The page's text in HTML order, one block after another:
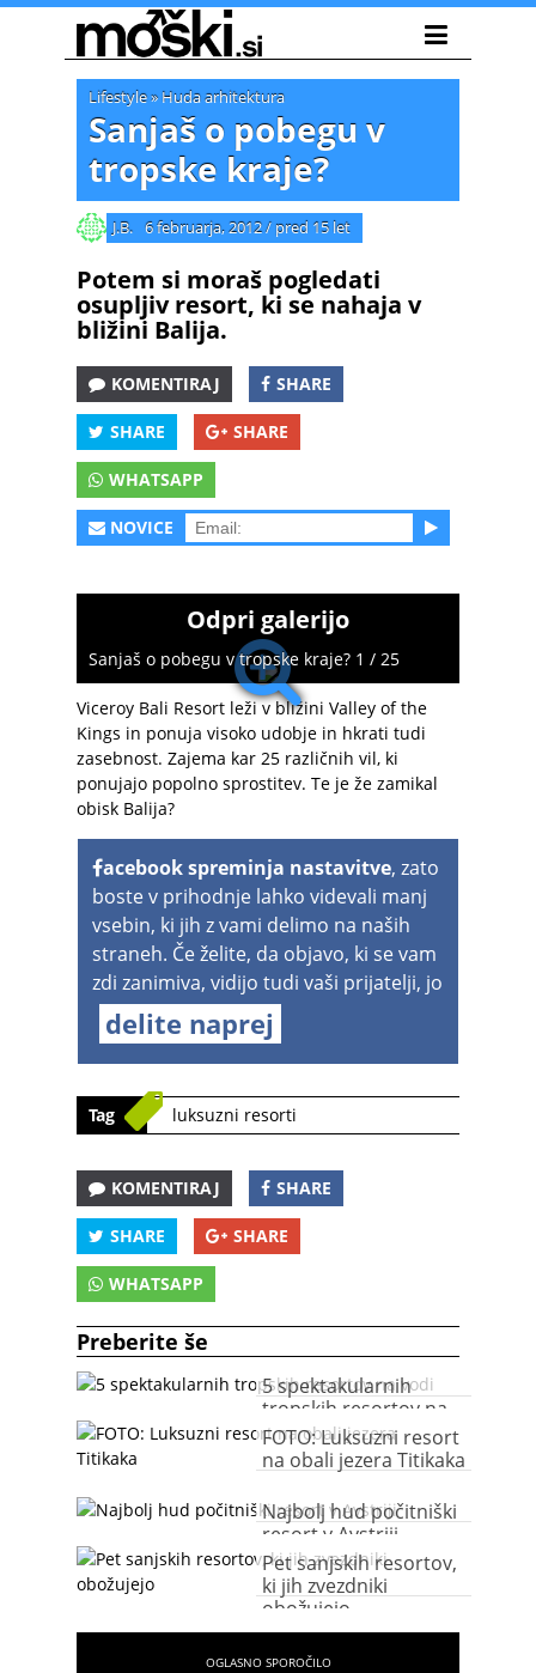
Lifestyle» Huda arhitektura
Sanjaš o pobegu v
tropske kraje?
J.B. 6 februarja, 2012/ pred 15 let
Potem si moraš pogledati
osupljiv resort, ki se nahaja v
bližini Balija.
KOMENTIRAJ SHARE
SHARE SHARE
WHATSAPP
NOVICE
Odpri galerijo
Sanjaš o pobegu v tropske kraje? 1 / 25
Viceroy Bali Resort leži v bližini Valley of the
Kings in ponuja visoko udobje in hkrati tudi
zasebnost. Zajema kar 25 različnih vil, ki
ponujajo popolno sprostitev. Te je že zamikal
obisk Balija?
acebook spreminja nastavitve, zato
boste v prihodnje lahko videvali manj
vsebin, ki jih z vami delimo na naših
straneh. Če želite, da objavo, ki se vam
zdi zanimiva, vidijo tudi vaši prijatelji, jo
delite naprej
Tag luksuzni resorti
KOMENTIRAJ SHARE
SHARE SHARE
WHATSAPP
Preberite še
5 spektakularnih
tropskih resortov na
vodi
FOTO: Luksuzni resort
na obali jezera Titikaka
Najbolj hud počitniški
resort v Avstriji
Pet sanjskih resortov,
ki jih zvezdniki
obožujejo